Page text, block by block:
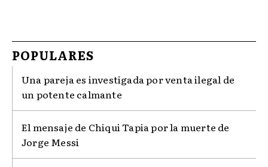
POPULARES
Una pareja es investigada por venta ilegal de
un potente calmante
El mensaje de Chiqui Tapia por la muerte de
Jorge Messi